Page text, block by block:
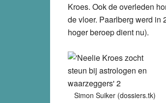
Kroes. Ook de overleden
de vloer. Paarlberg werd in
hoger beroep dient nu).
Simon Suiker (dossiers.tk)